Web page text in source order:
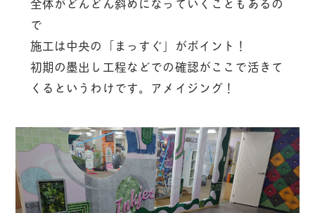
全体がどんどん斜めになっていくこともあるの
で
施工は中央の「まっすぐ」がポイント！
初期の墨出し工程などでの確認がここで活きて
くるというわけです。アメイジング！